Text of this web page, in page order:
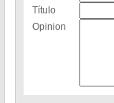
Título
Opinion